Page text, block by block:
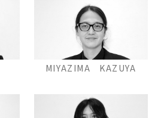
MIYAZIMA KAZUYA